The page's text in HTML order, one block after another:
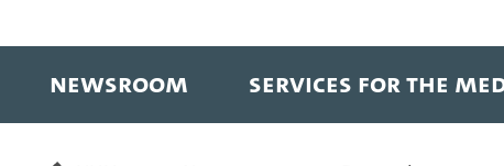
NEWSROOM SERVICES FOR THE